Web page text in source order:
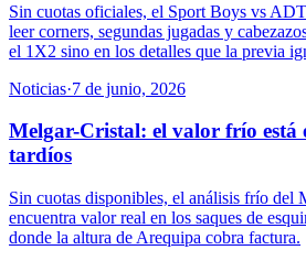
Sin cuotas oficiales, el Sport Boys vs
leer corners, segundas jugadas y
el 1X2 sino en los detalles que la previa
Noticias·7 de junio, 2026
Melgar-Cristal: el valor frío está
tardíos
Sin cuotas disponibles, el análisis frío del
encuentra valor real en los saques de
donde la altura de Arequipa cobra factura.